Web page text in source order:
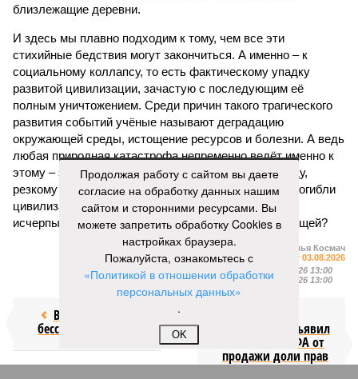
близлежащие деревни.
И здесь мы плавно подходим к тому, чем все эти
стихийные бедствия могут закончиться. А именно – к
социальному коллапсу, то есть фактическому упадку
развитой цивилизации, зачастую с последующим её
полным уничтожением. Среди причин такого трагического
развития событий учёные называют деградацию
окружающей среды, истощение ресурсов и болезни. А ведь
любая природная катастрофа непременно ведёт именно к
этому – экономическому кризису, эпидемиям, голоду,
резкому сокращению численности населения. Так погибли
цивилизации шумеров, майя, кхмеров – список не
исчерпывающий. Какая цивилизация будет следующей?
Илья Космач
Газета«Наша версия» №29 от 03.08.2026
Опубликовано:
05.08.2026 13:00
Отредактировано:05.08.2026 13:00
Возраст
бессмертия отступил и объявил
об отказе ФИФА от
продажи доли прав
на чемпионат мира
Продолжая работу с сайтом вы даете
согласие на обработку данных нашим
сайтом и сторонними ресурсами. Вы
можете запретить обработку Cookies в
настройках браузера.
Пожалуйста, ознакомьтесь с
«Политикой в отношении обработки
персональных данных»
.
OK